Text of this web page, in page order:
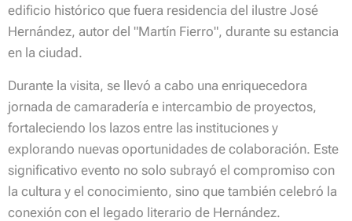
edificio histórico que fuera residencia del ilustre José
Hernández, autor del "Martín Fierro", durante su estancia
en la ciudad.
Durante la visita, se llevó a cabo una enriquecedora
jornada de camaradería e intercambio de proyectos,
fortaleciendo los lazos entre las instituciones y
explorando nuevas oportunidades de colaboración. Este
significativo evento no solo subrayó el compromiso con
la cultura y el conocimiento, sino que también celebró la
conexión con el legado literario de Hernández.